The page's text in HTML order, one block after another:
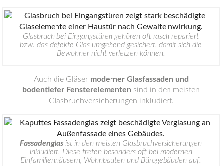
Glasbruch bei Eingangstüren gehören oft rasch repariert
bzw. das defekte Glas umgehend gesichert, damit sich die
Bewohner nicht verletzen können.
Auch die Gläser moderner Glasfassaden und
bodentiefer Fensterelementen sind in den meisten
Glasbruchversicherungen inkludiert.
Fassadenglas ist in den meisten Glasbruchversicherungen
inkludiert. Diese treten besonders oft bei modernen
Einfamilienhäusern, Wohnbauten und Bürogebäuden auf.